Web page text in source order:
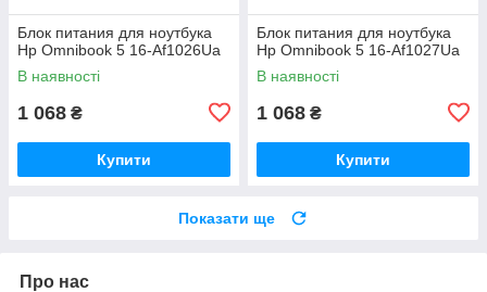
Блок питания для ноутбука
Hp Omnibook 5 16-Af1026Ua
В наявності
1 068 ₴
Купити
Блок питания для ноутбука
Hp Omnibook 5 16-Af1027Ua
В наявності
1 068 ₴
Купити
Показати ще
Про нас